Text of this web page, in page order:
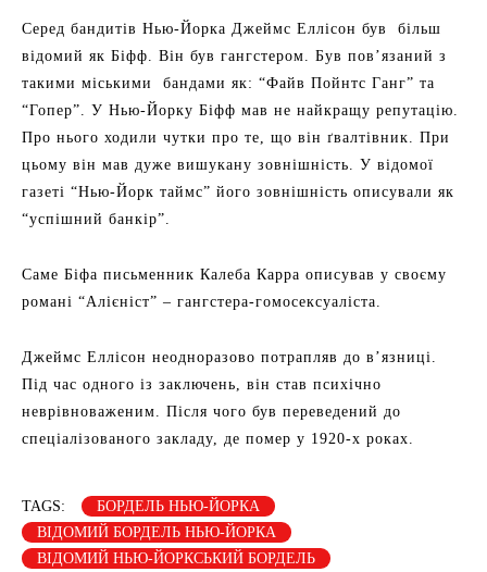
Серед бандитів Нью-Йорка Джеймс Еллісон був більш
відомий як Біфф. Він був гангстером. Був пов’язаний з
такими міськими бандами як: “Файв Пойнтс Ганг” та
“Гопер”. У Нью-Йорку Біфф мав не найкращу репутацію.
Про нього ходили чутки про те, що він ґвалтівник. При
цьому він мав дуже вишукану зовнішність. У відомої
газеті “Нью-Йорк таймс” його зовнішність описували як
“успішний банкір”.
Саме Біфа письменник Калеба Карра описував у своєму
романі “Алієніст” – гангстера-гомосексуаліста.
Джеймс Еллісон неодноразово потрапляв до в’язниці.
Під час одного із заключень, він став психічно
неврівноваженим. Після чого був переведений до
спеціалізованого закладу, де помер у 1920-х роках.
TAGS:
БОРДЕЛЬ НЬЮ-ЙОРКА
ВІДОМИЙ БОРДЕЛЬ НЬЮ-ЙОРКА
ВІДОМИЙ НЬЮ-ЙОРКСЬКИЙ БОРДЕЛЬ